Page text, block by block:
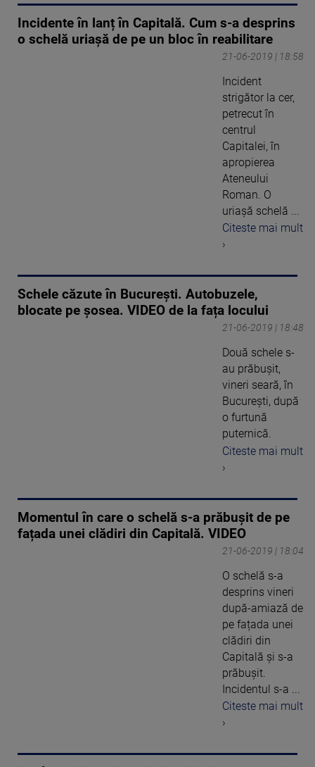
Incidente în lanț în Capitală. Cum s-a desprins
o schelă uriașă de pe un bloc în reabilitare
21-06-2019 | 18:58
Incident
strigător la cer,
petrecut în
centrul
Capitalei, în
apropierea
Ateneului
Roman. O
uriaşă schelă ...
Citeste mai mult
›
Schele căzute în București. Autobuzele,
blocate pe șosea. VIDEO de la fața locului
21-06-2019 | 18:48
Două schele s-
au prăbușit,
vineri seară, în
București, după
o furtună
puternică.
Citeste mai mult
›
Momentul în care o schelă s-a prăbușit de pe
fațada unei clădiri din Capitală. VIDEO
21-06-2019 | 18:04
O schelă s-a
desprins vineri
după-amiază de
pe fațada unei
clădiri din
Capitală și s-a
prăbușit.
Incidentul s-a ...
Citeste mai mult
›